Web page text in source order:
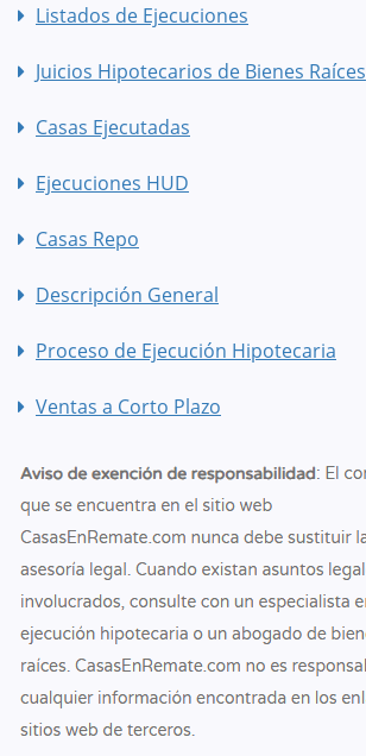
Listados de Ejecuciones
Juicios Hipotecarios de Bienes Raíces
Casas Ejecutadas
Ejecuciones HUD
Casas Repo
Descripción General
Proceso de Ejecución Hipotecaria
Ventas a Corto Plazo